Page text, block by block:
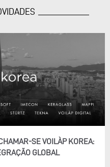
SE VOILÀP KOREA:
GLOBAL